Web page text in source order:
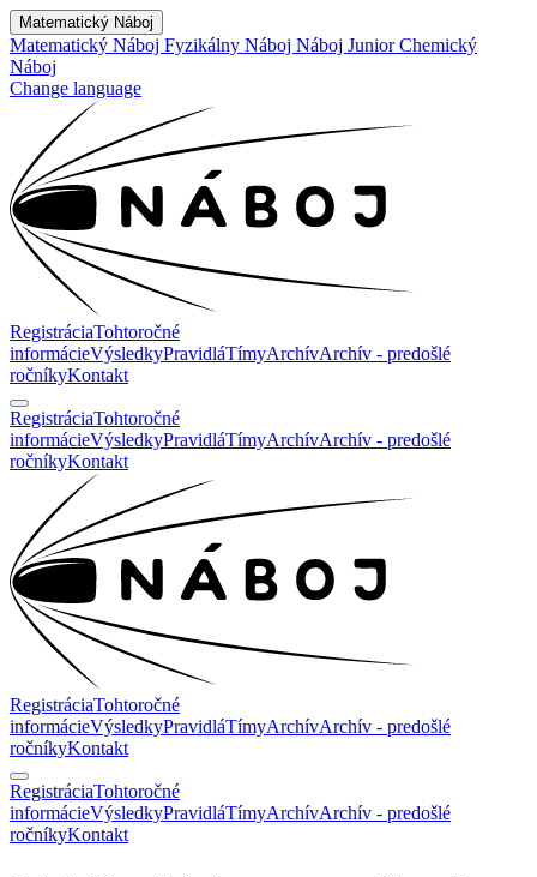
Matematický Náboj
Matematický Náboj Fyzikálny Náboj Náboj JuniorChemický
Náboj
Change language
RegistráciaTohtoročné
informácieVýsledkyPravidláTímyArchívArchív - predošlé
ročníkyKontakt
RegistráciaTohtoročné
informácieVýsledkyPravidláTímyArchívArchív - predošlé
ročníkyKontakt
RegistráciaTohtoročné
informácieVýsledkyPravidláTímyArchívArchív - predošlé
ročníkyKontakt
RegistráciaTohtoročné
informácieVýsledkyPravidláTímyArchívArchív - predošlé
ročníkyKontakt